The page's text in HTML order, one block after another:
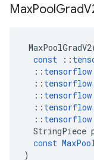
MaxPoolGrad
MaxPoolGradV2
const
::
:: tensorflow
:: tensorflow
:: tensorflow
:: tensorflow
:: tensorflow
StringPiece
const
)